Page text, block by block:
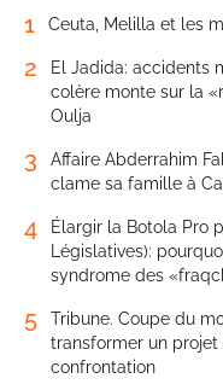
1 Ceuta, Melilla et les
2
El Jadida: accidents
colère monte sur la
Oulja
3
Affaire Abderrahim
clame sa famille à
4
Élargir la Botola Pro
Législatives):
syndrome des
5
Tribune. Coupe du
transformer un
confrontation